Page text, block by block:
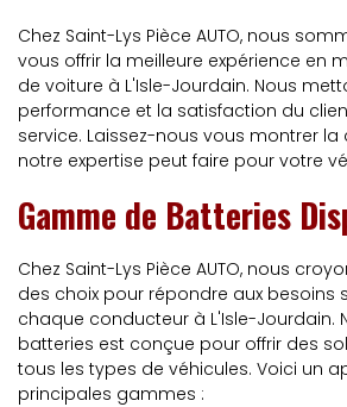
Chez Saint-Lys Pièce AUTO, nous
vous offrir la meilleure expérience en
de voiture à L'Isle-Jourdain. Nous
performance et la satisfaction du
service. Laissez-nous vous montrer la
notre expertise peut faire pour votre
Gamme de Batteries
Chez Saint-Lys Pièce AUTO, nous
des choix pour répondre aux besoins
chaque conducteur à L'Isle-Jourdain.
batteries est conçue pour offrir des
tous les types de véhicules. Voici un
principales gammes :